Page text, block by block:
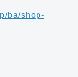
ba/shop-